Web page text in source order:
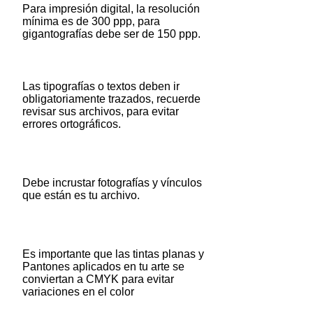
Para impresión digital, la resolución
mínima es de 300 ppp, para
gigantografías debe ser de 150 ppp.
Las tipografías o textos deben ir
obligatoriamente trazados, recuerde
revisar sus archivos, para evitar
errores ortográficos.
Debe incrustar fotografías y vínculos
que están es tu archivo.
Es importante que las tintas planas y
Pantones aplicados en tu arte se
conviertan a CMYK para evitar
variaciones en el color